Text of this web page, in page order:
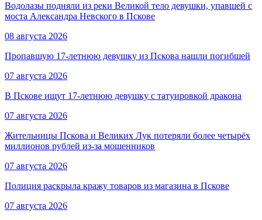
Водолазы подняли из реки Великой тело девушки, упавшей с
моста Александра Невского в Пскове
08 августа 2026
Пропавшую 17-летнюю девушку из Пскова нашли погибшей
07 августа 2026
В Пскове ищут 17‑летнюю девушку с татуировкой дракона
07 августа 2026
Жительницы Пскова и Великих Лук потеряли более четырёх
миллионов рублей из-за мошенников
07 августа 2026
Полиция раскрыла кражу товаров из магазина в Пскове
07 августа 2026